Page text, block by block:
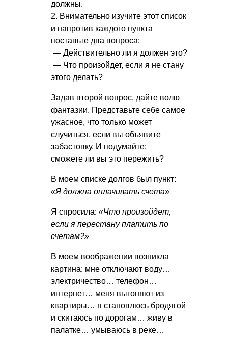
должны.
2. Внимательно изучите этот список
и напротив каждого пункта
поставьте два вопроса:
— Действительно ли я должен это?
— Что произойдет, если я не стану
этого делать?
Задав второй вопрос, дайте волю
фантазии. Представьте себе самое
ужасное, что только может
случиться, если вы объявите
забастовку. И подумайте:
сможете ли вы это пережить?
В моем списке долгов был пункт:
«Я должна оплачивать счета»
Я спросила: «Что произойдет,
если я перестану платить по
счетам?»
В моем воображении возникла
картина: мне отключают воду…
электричество… телефон…
интернет… меня выгоняют из
квартиры… я становлюсь бродягой
и скитаюсь по дорогам… живу в
палатке… умываюсь в реке…